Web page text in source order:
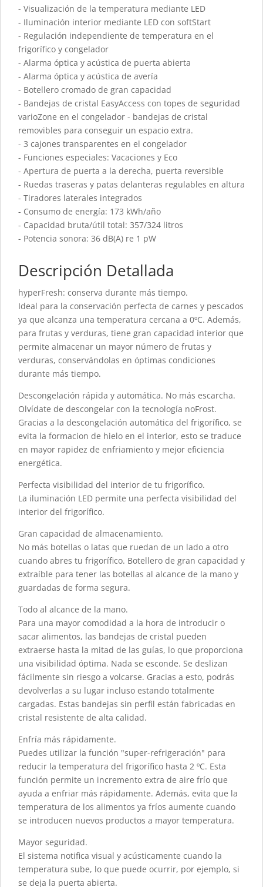
- Visualización de la temperatura mediante LED
- Iluminación interior mediante LED con softStart
- Regulación independiente de temperatura en el
frigorífico y congelador
- Alarma óptica y acústica de puerta abierta
- Alarma óptica y acústica de avería
- Botellero cromado de gran capacidad
- Bandejas de cristal EasyAccess con topes de seguridad
varioZone en el congelador - bandejas de cristal
removibles para conseguir un espacio extra.
- 3 cajones transparentes en el congelador
- Funciones especiales: Vacaciones y Eco
- Apertura de puerta a la derecha, puerta reversible
- Ruedas traseras y patas delanteras regulables en altura
- Tiradores laterales integrados
- Consumo de energía: 173 kWh/año
- Capacidad bruta/útil total: 357/324 litros
- Potencia sonora: 36 dB(A) re 1 pW
Descripción Detallada
hyperFresh: conserva durante más tiempo.
Ideal para la conservación perfecta de carnes y pescados
ya que alcanza una temperatura cercana a 0ºC. Además,
para frutas y verduras, tiene gran capacidad interior que
permite almacenar un mayor número de frutas y
verduras, conservándolas en óptimas condiciones
durante más tiempo.
Descongelación rápida y automática. No más escarcha.
Olvídate de descongelar con la tecnología noFrost.
Gracias a la descongelación automática del frigorífico, se
evita la formacion de hielo en el interior, esto se traduce
en mayor rapidez de enfriamiento y mejor eficiencia
energética.
Perfecta visibilidad del interior de tu frigorífico.
La iluminación LED permite una perfecta visibilidad del
interior del frigorífico.
Gran capacidad de almacenamiento.
No más botellas o latas que ruedan de un lado a otro
cuando abres tu frigorífico. Botellero de gran capacidad y
extraíble para tener las botellas al alcance de la mano y
guardadas de forma segura.
Todo al alcance de la mano.
Para una mayor comodidad a la hora de introducir o
sacar alimentos, las bandejas de cristal pueden
extraerse hasta la mitad de las guías, lo que proporciona
una visibilidad óptima. Nada se esconde. Se deslizan
fácilmente sin riesgo a volcarse. Gracias a esto, podrás
devolverlas a su lugar incluso estando totalmente
cargadas. Estas bandejas sin perfil están fabricadas en
cristal resistente de alta calidad.
Enfría más rápidamente.
Puedes utilizar la función "super-refrigeración" para
reducir la temperatura del frigorífico hasta 2 ºC. Esta
función permite un incremento extra de aire frío que
ayuda a enfriar más rápidamente. Además, evita que la
temperatura de los alimentos ya fríos aumente cuando
se introducen nuevos productos a mayor temperatura.
Mayor seguridad.
El sistema notifica visual y acústicamente cuando la
temperatura sube, lo que puede ocurrir, por ejemplo, si
se deja la puerta abierta.